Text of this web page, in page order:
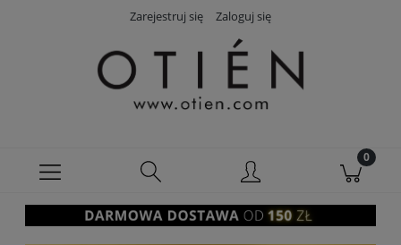
Zarejestruj się Zaloguj się